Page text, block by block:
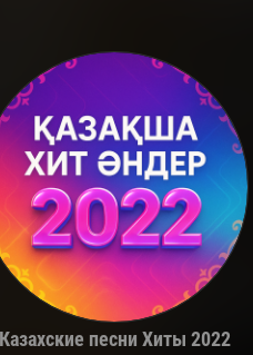
Adil
Казахские песни Хиты 2022